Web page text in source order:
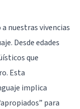
nuestras vivencias
Desde edades
que
Esta
implica
para